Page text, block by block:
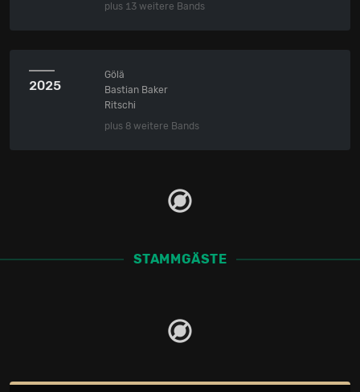
plus 13 weitere Bands
2025
Gölä
Bastian Baker
Ritschi
plus 8 weitere Bands
STAMMGÄSTE